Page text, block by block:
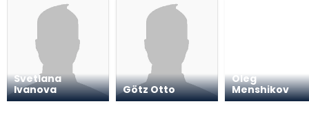
Svetlana
Ivanova
Götz Otto
Oleg
Menshikov